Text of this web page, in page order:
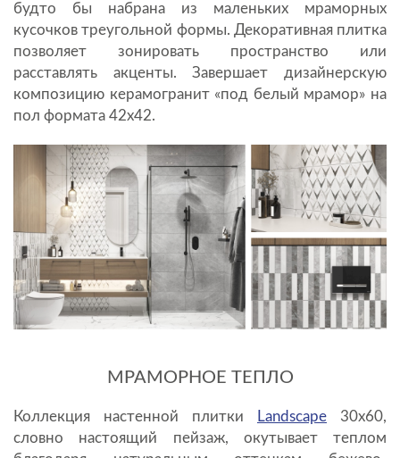
будто бы набрана из маленьких мраморных
кусочков треугольной формы. Декоративная плитка
позволяет зонировать пространство или
расставлять акценты. Завершает дизайнерскую
композицию керамогранит «под белый мрамор» на
пол формата 42х42.
МРАМОРНОЕ ТЕПЛО
Коллекция настенной плитки Landscape 30х60,
словно настоящий пейзаж, окутывает теплом